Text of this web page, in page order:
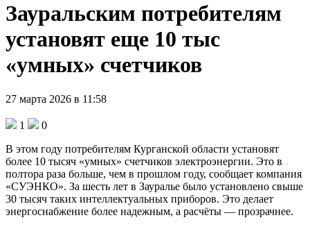
Зауральским потребителям
установят еще 10 тыс
«умных» счетчиков
27 марта 2026 в 11:58
1
0
В этом году потребителям Курганской области установят
более 10 тысяч «умных» счетчиков электроэнергии. Это в
полтора раза больше, чем в прошлом году, сообщает компания
«СУЭНКО». За шесть лет в Зауралье было установлено свыше
30 тысяч таких интеллектуальных приборов. Это делает
энергоснабжение более надежным, а расчёты — прозрачнее.